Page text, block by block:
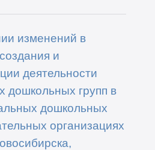
изменений в
и
деятельности
дошкольных групп в
дошкольных
организациях